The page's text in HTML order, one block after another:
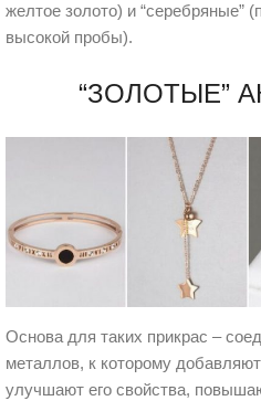
желтое золото) и “серебряные”
высокой пробы).
“ЗОЛОТЫЕ”
Основа для таких прикрас –
металлов, к которому
улучшают его свойства,